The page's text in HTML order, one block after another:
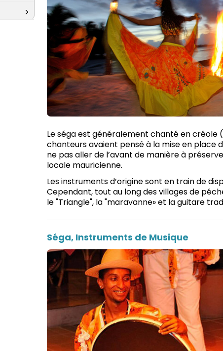
Le séga est généralement chanté en créole
chanteurs avaient pensé à la mise en place
ne pas aller de l’avant de manière à
locale mauricienne.
Les instruments d’origine sont en train de
Cependant, tout au long des villages de
le "Triangle", la "maravanne» et la guitare
Séga, Instruments de Musique